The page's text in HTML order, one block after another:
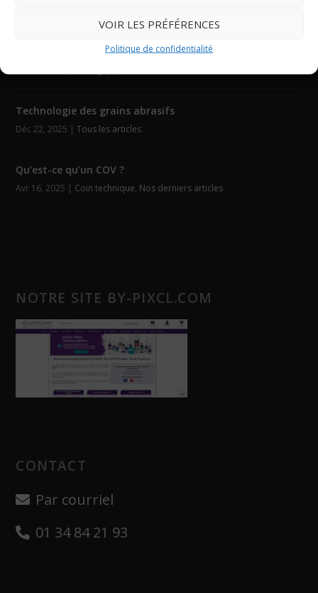
VOIR LES PRÉFÉRENCES
Politique de confidentialité
DERNIERS ARTICLES
Découpe laser Velcro
Technologie des grains abrasifs
Déc 22, 2025 |Tous les articles
Qu’est-ce qu’un COV ?
Avr 16, 2025 | Coin technique, Nos derniers articles
NOTRE SITE BY-PIXCL.COM
CONTACT
Par courriel
01 34 84 21 93